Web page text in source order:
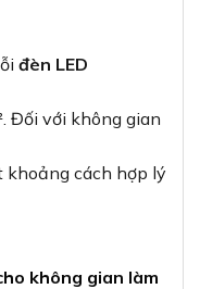
đèn LED
Đối với không gian
cách hợp lý
không gian làm